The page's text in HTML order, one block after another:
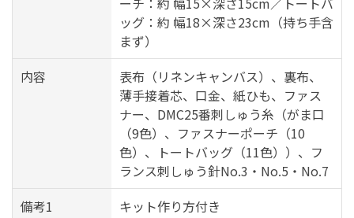
ッグ：約 幅18×深さ23cm（持ち手含
まず）
内容
表布（リネンキャンバス）、裏布、
薄手接着芯、口金、紙ひも、ファス
ナー、DMC25番刺しゅう糸（がま口
（9色）、ファスナーポーチ（10
色）、トートバッグ（11色））、フ
ランス刺しゅう針No.3・No.5・No.7
備考1
キット作り方付き